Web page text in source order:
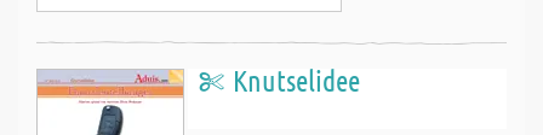
Knutselidee